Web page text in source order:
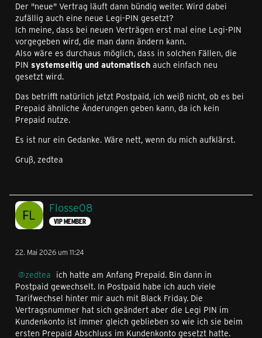
Der "neue" Vertrag läuft dann bündig weiter. Wird dabei
zufällig auch eine neue Legi-PIN gesetzt?
Ich meine, dass bei neuen Verträgen erst mal eine Legi-PIN
vorgegeben wird, die man dann ändern kann.
Also wäre es durchaus möglich, dass in solchen Fällen, die
PIN systemseitig und automatisch auch einfach neu
gesetzt wird.
Das betrifft natürlich jetzt Postpaid, ich weiß nicht, ob es bei
Prepaid ähnliche Änderungen geben kann, da ich kein
Prepaid nutze.
Es ist nur ein Gedanke. Wäre nett, wenn du mich aufklärst.
Gruß, zedtea
Flosse08
VIP MEMBER
22. Mai 2026 um 11:24
zedtea ich hatte am Anfang Prepaid. Bin dann in
Postpaid gewechselt. In Postpaid habe ich auch viele
Tarifwechsel hinter mir auch mit Black Friday. Die
Vertragsnummer hat sich geändert aber die Legi PIN im
Kundenkonto ist immer gleich geblieben so wie ich sie beim
ersten Prepaid Abschluss im Kundenkonto gesetzt hatte.